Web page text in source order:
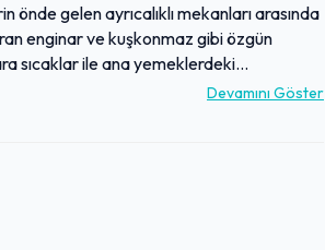
gelen ayrıcalıklı mekanları arasında
enginar ve kuşkonmaz gibi özgün
sıcaklar ile ana yemeklerdeki
genel mutfak deneyimine katkıda
Devamını Göster